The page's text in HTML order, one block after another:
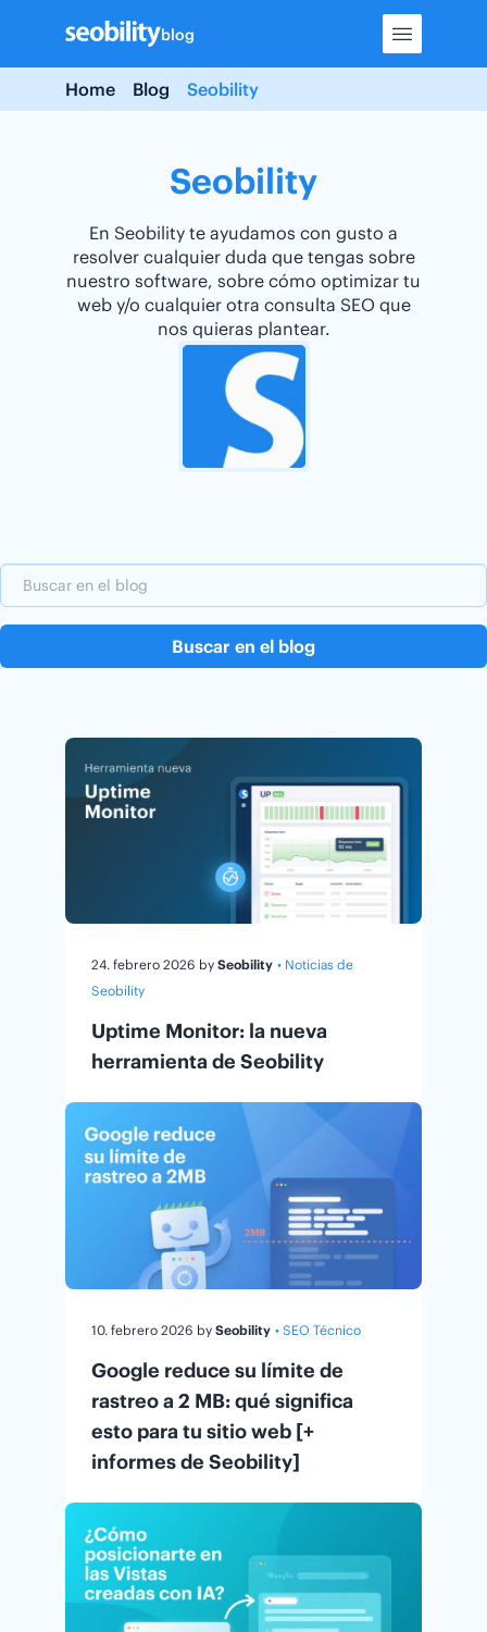
content
blog
Home Blog Seobility
Seobility
En Seobility te ayudamos con gusto a
resolver cualquier duda que tengas sobre
nuestro software, sobre cómo optimizar tu
web y/o cualquier otra consulta SEO que
nos quieras plantear.
Buscar en el blog
24. febrero 2026 by Seobility • Noticias de
Seobility
Uptime Monitor: la nueva
herramienta de Seobility
10. febrero 2026 by Seobility • SEO Técnico
Google reduce su límite de
rastreo a 2 MB: qué significa
esto para tu sitio web [+
informes de Seobility]